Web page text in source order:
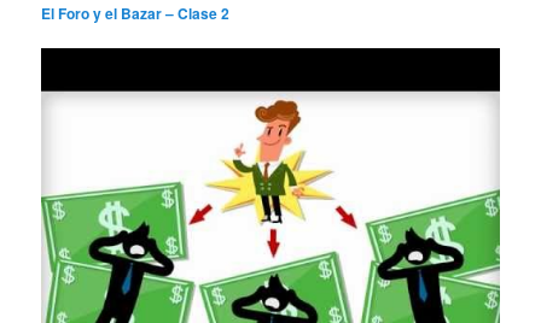
El Foro y el Bazar – Clase 2